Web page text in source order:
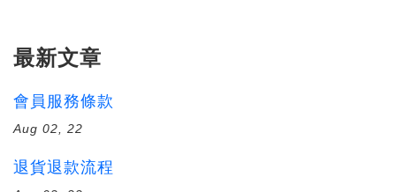
最新文章
會員服務條款
Aug 02, 22
退貨退款流程